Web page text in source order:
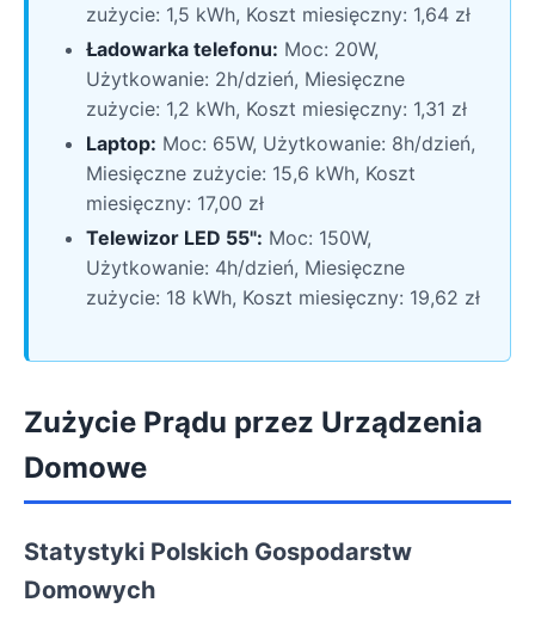
zużycie: 1,5 kWh, Koszt miesięczny: 1,64 zł
Ładowarka telefonu: Moc: 20W,
Użytkowanie: 2h/dzień, Miesięczne
zużycie: 1,2 kWh, Koszt miesięczny: 1,31 zł
Laptop: Moc: 65W, Użytkowanie: 8h/dzień,
Miesięczne zużycie: 15,6 kWh, Koszt
miesięczny: 17,00 zł
Telewizor LED 55": Moc: 150W,
Użytkowanie: 4h/dzień, Miesięczne
zużycie: 18 kWh, Koszt miesięczny: 19,62 zł
Zużycie Prądu przez Urządzenia
Domowe
Statystyki Polskich Gospodarstw
Domowych